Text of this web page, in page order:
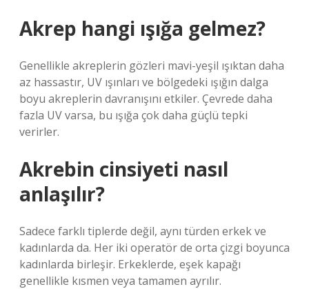
Akrep hangi ışığa gelmez?
Genellikle akreplerin gözleri mavi-yeşil ışıktan daha
az hassastır, UV ışınları ve bölgedeki ışığın dalga
boyu akreplerin davranışını etkiler. Çevrede daha
fazla UV varsa, bu ışığa çok daha güçlü tepki
verirler.
Akrebin cinsiyeti nasıl
anlaşılır?
Sadece farklı tiplerde değil, aynı türden erkek ve
kadınlarda da. Her iki operatör de orta çizgi boyunca
kadınlarda birleşir. Erkeklerde, eşek kapağı
genellikle kısmen veya tamamen ayrılır.